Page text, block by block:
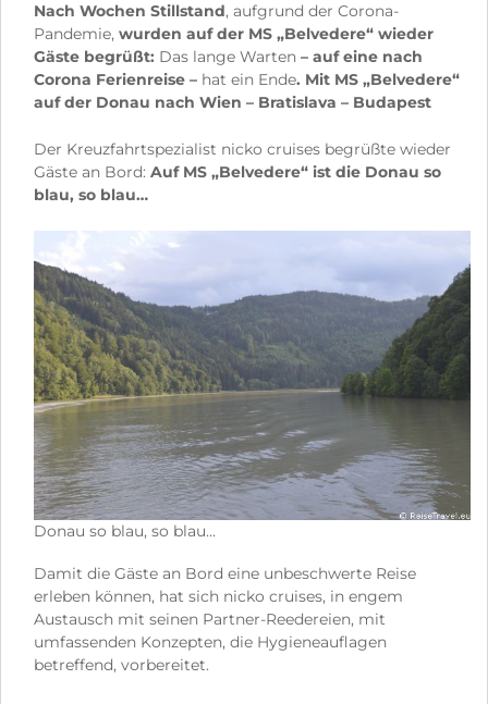
Nach Wochen Stillstand, aufgrund der Corona-
Pandemie, wurden auf der MS „Belvedere“ wieder
Gäste begrüßt: Das lange Warten – auf eine nach
Corona Ferienreise – hat ein Ende. Mit MS „Belvedere“
auf der Donau nach Wien – Bratislava – Budapest
Der Kreuzfahrtspezialist nicko cruises begrüßte wieder
Gäste an Bord: Auf MS „Belvedere“ ist die Donau so
blau, so blau…
Donau so blau, so blau…
Damit die Gäste an Bord eine unbeschwerte Reise
erleben können, hat sich nicko cruises, in engem
Austausch mit seinen Partner-Reedereien, mit
umfassenden Konzepten, die Hygieneauflagen
betreffend, vorbereitet.